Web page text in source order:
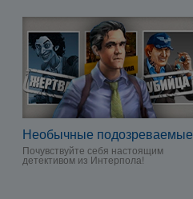
Необычные подозреваемые
Почувствуйте себя настоящим
детективом из Интерпола!